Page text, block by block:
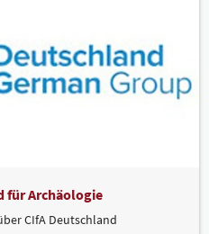
für Archäologie
CIfA Deutschland